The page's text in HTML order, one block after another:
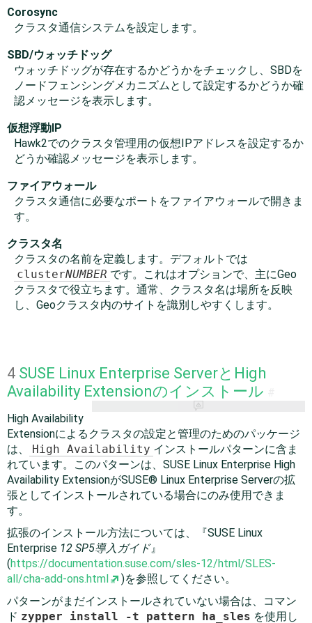
Corosync
クラスタ通信システムを設定します。
SBD/ウォッチドッグ
ウォッチドッグが存在するかどうかをチェックし、SBDを
ノードフェンシングメカニズムとして設定するかどうか確
認メッセージを表示します。
仮想浮動IP
Hawk2でのクラスタ管理用の仮想IPアドレスを設定するか
どうか確認メッセージを表示します。
ファイアウォール
クラスタ通信に必要なポートをファイアウォールで開きま
す。
クラスタ名
クラスタの名前を定義します。デフォルトでは
clusterNUMBER です。これはオプションで、主にGeo
クラスタで役立ちます。通常、クラスタ名は場所を反映
し、Geoクラスタ内のサイトを識別しやすくします。
4 SUSE Linux Enterprise ServerとHigh
Availability Extensionのインストール
High Availability
Extensionによるクラスタの設定と管理のためのパッケージ
は、
High Availability インストールパターンに含ま
れています。このパターンは、 SUSE Linux Enterprise High
Availability ExtensionがSUSE® Linux Enterprise Serverの拡
張としてインストールされている場合にのみ使用できま
す。
拡張のインストール方法については、『SUSE Linux
Enterprise 12 SP5導入ガイド』
(https://documentation.suse.com/sles-12/html/SLES-
all/cha-add-ons.html
)を参照してください。
パターンがまだインストールされていない場合は、コマン
ド zypper install -t pattern ha_sles を使用し